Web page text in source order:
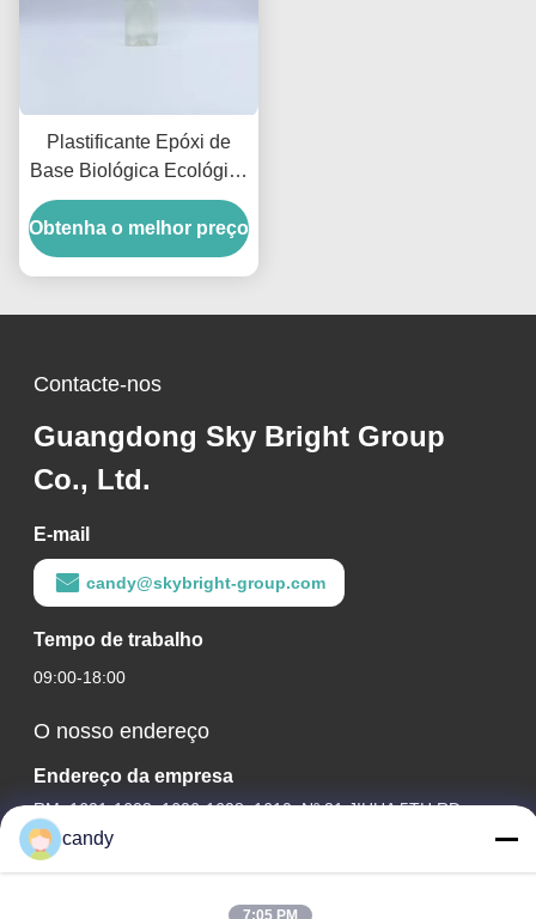
Plastificante Epóxi de
Base Biológica Ecológico
Substituição Sustentável
para ESBO
Obtenha o melhor preço
Contacte-nos
Guangdong Sky Bright Group
Co., Ltd.
E-mail
candy@skybright-group.com
Tempo de trabalho
09:00-18:00
O nosso endereço
Endereço da empresa
RM. 1601-1603, 1606-1608, 1610, Nº 21 JIHUA 5TH RD,
RUA ZUMIAO, DISTRITO DE CHANCHENG, FOSHAN,
GUANGDONG CHINA.
candy
7:05 PM